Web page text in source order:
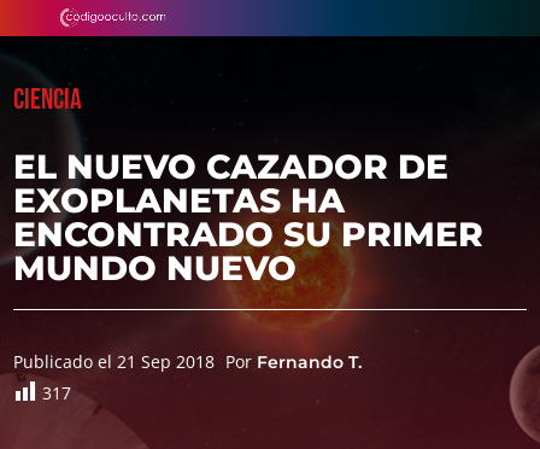
CIENCIA
EL NUEVO CAZADOR DE
EXOPLANETAS HA
ENCONTRADO SU PRIMER
MUNDO NUEVO
Publicado el 21 Sep 2018 Por Fernando T.
317